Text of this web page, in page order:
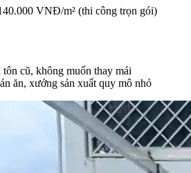
VNĐ/m² (thi công trọn gói)
tôn cũ, không muốn thay mái
ăn, xưởng sản xuất quy mô nhỏ